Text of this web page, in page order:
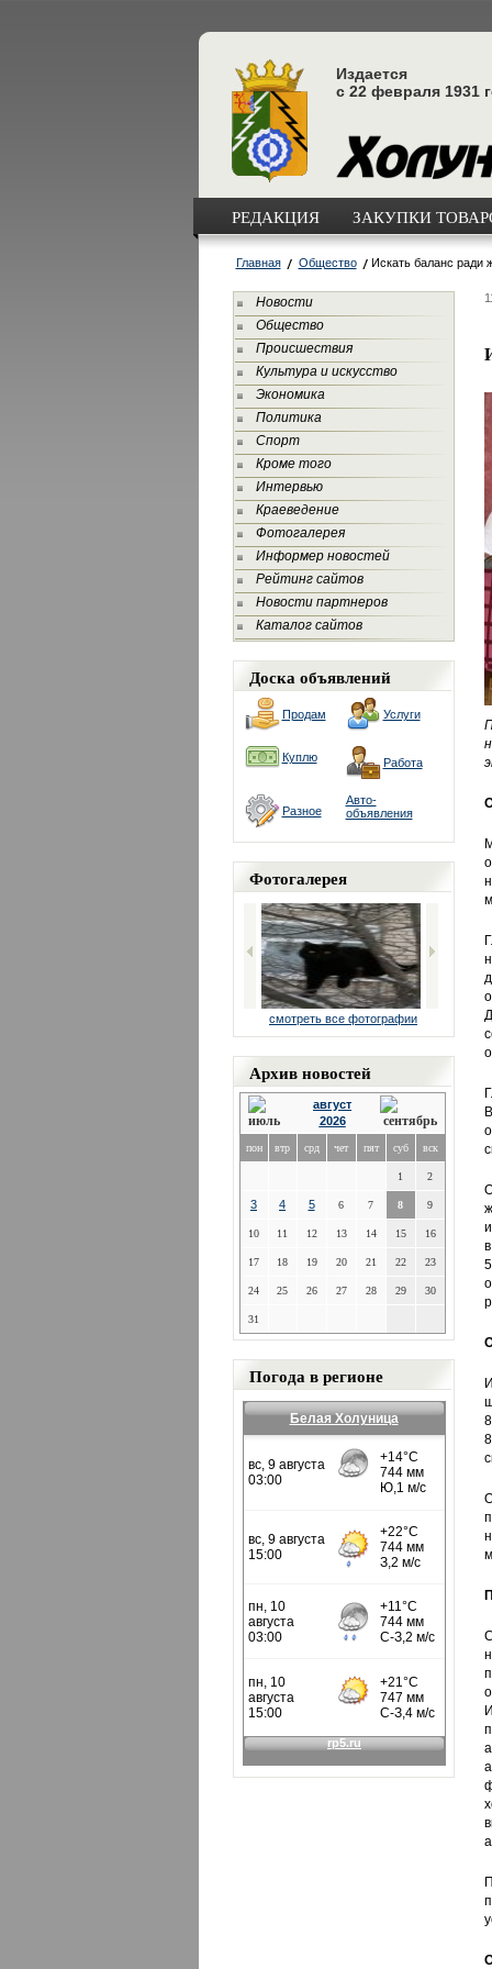
Издается
с 22 февраля 1931
РЕДАКЦИЯ ЗАКУПКИ
Главная Общество Искать баланс ради
Новости
Общество
Происшествия
Культура и искусство
Экономика
Политика
Спорт
Кроме того
Интервью
Краеведение
Фотогалерея
Информер новостей
Рейтинг сайтов
Новости партнеров
Каталог сайтов
Доска объявлений
Продам Услуги
Куплю Работа
Разное
Авто-
объявления
Фотогалерея
смотреть все фотографии
Архив новостей
август
2026
пон втр срд чет пят суб вск
1 2
3 4 5 6 7 8 9
10 11 12 13 14 15 16
17 18 19 20 21 22 23
24 25 26 27 28 29 30
31
Погода в регионе
Белая Холуница